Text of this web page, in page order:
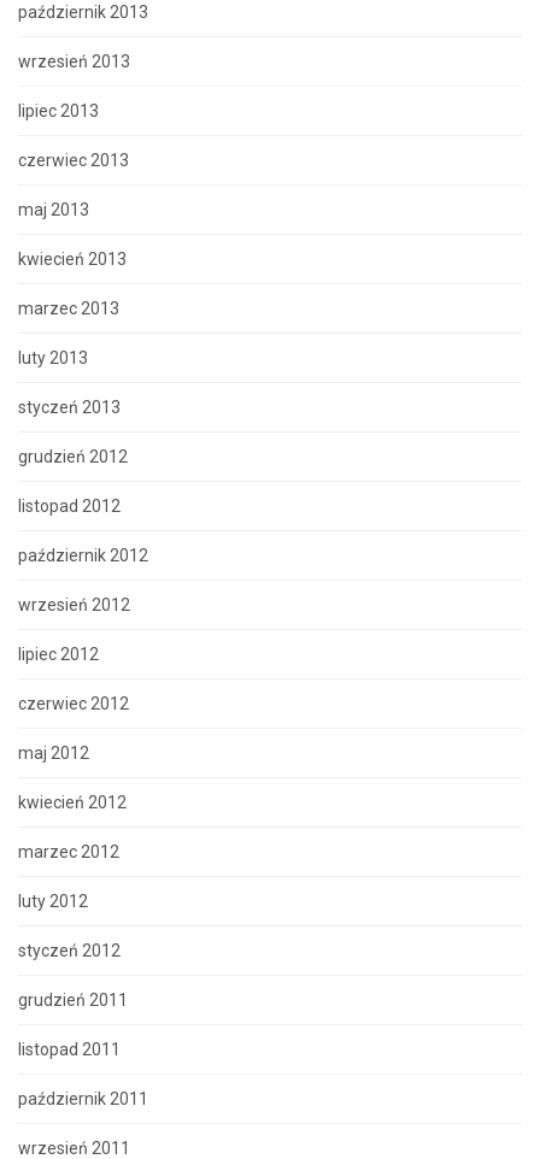
październik 2013
wrzesień 2013
lipiec 2013
czerwiec 2013
maj 2013
kwiecień 2013
marzec 2013
luty 2013
styczeń 2013
grudzień 2012
listopad 2012
październik 2012
wrzesień 2012
lipiec 2012
czerwiec 2012
maj 2012
kwiecień 2012
marzec 2012
luty 2012
styczeń 2012
grudzień 2011
listopad 2011
październik 2011
wrzesień 2011